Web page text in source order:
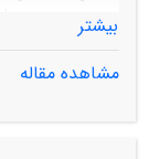
در مدیریت
پژوهش با هدف
خاک سطحی با
هکتار انجام
بیشتر
مشاهده مقاله